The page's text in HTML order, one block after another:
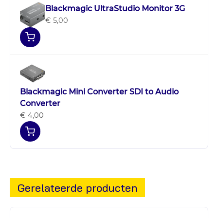
Blackmagic UltraStudio Monitor 3G
€ 5,00
Blackmagic Mini Converter SDI to Audio
Converter
€ 4,00
Gerelateerde producten